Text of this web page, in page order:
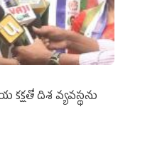
దిశ వ్య‌వ‌స్థ‌ను